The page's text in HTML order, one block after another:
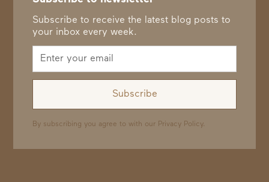
Subscribe to receive the latest blog posts to
your inbox every week.
By subscribing you agree to with our Privacy Policy.